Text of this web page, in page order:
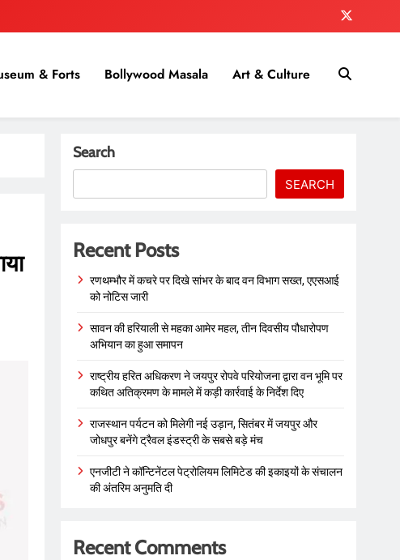
& Forts Bollywood Masala Art & Culture
Search
SEARCH
Recent Posts
रणथम्भौर में कचरे पर दिखे सांभर के बाद वन विभाग सख्त, एएसआई
को नोटिस जारी
सावन की हरियाली से महका आमेर महल, तीन दिवसीय पौधारोपण
अभियान का हुआ समापन
राष्ट्रीय हरित अधिकरण ने जयपुर रोपवे परियोजना द्वारा वन भूमि पर
कथित अतिक्रमण के मामले में कड़ी कार्रवाई के निर्देश दिए
राजस्थान पर्यटन को मिलेगी नई उड़ान, सितंबर में जयपुर और
जोधपुर बनेंगे ट्रैवल इंडस्ट्री के सबसे बड़े मंच
एनजीटी ने कॉन्टिनेंटल पेट्रोलियम लिमिटेड की इकाइयों के संचालन
की अंतरिम अनुमति दी
Recent Comments